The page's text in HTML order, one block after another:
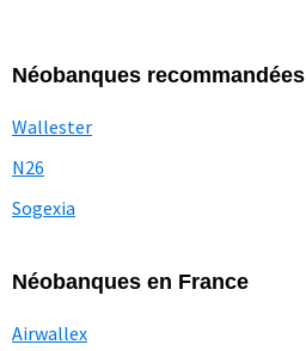
Néobanques recommandées
Wallester
N26
Sogexia
Néobanques en France
Airwallex